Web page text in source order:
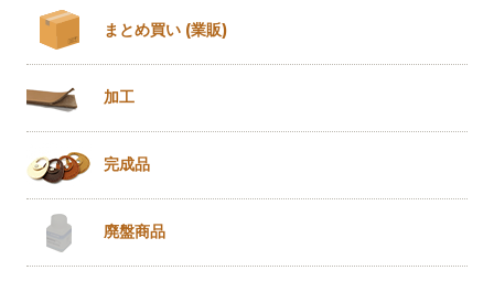
まとめ買い (業販)
加工
完成品
廃盤商品